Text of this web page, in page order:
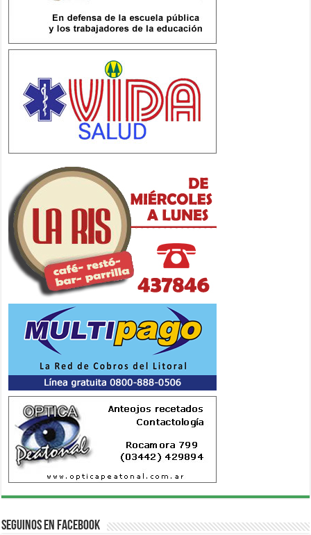
Seguinos en Facebook